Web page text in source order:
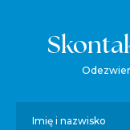
Imię i nazwisko